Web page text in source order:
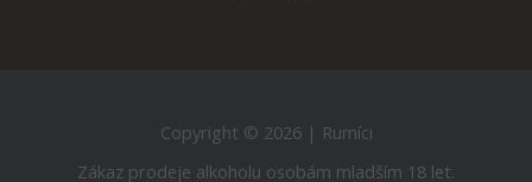
Copyright © 2026 | Rumíci
Zákaz prodeje alkoholu osobám mladším 18 let.